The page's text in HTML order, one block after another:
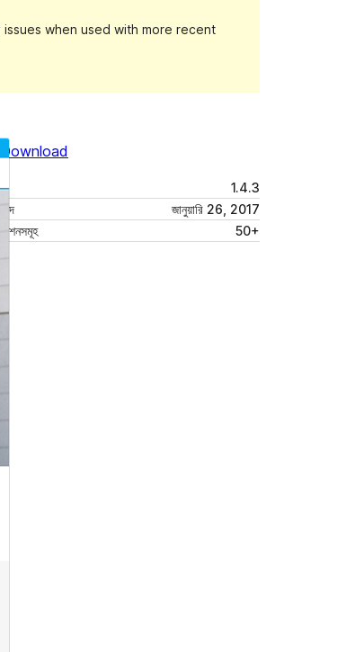
when used with more recent
Download
1.4.3
জানুয়ারি 26, 2017
50+